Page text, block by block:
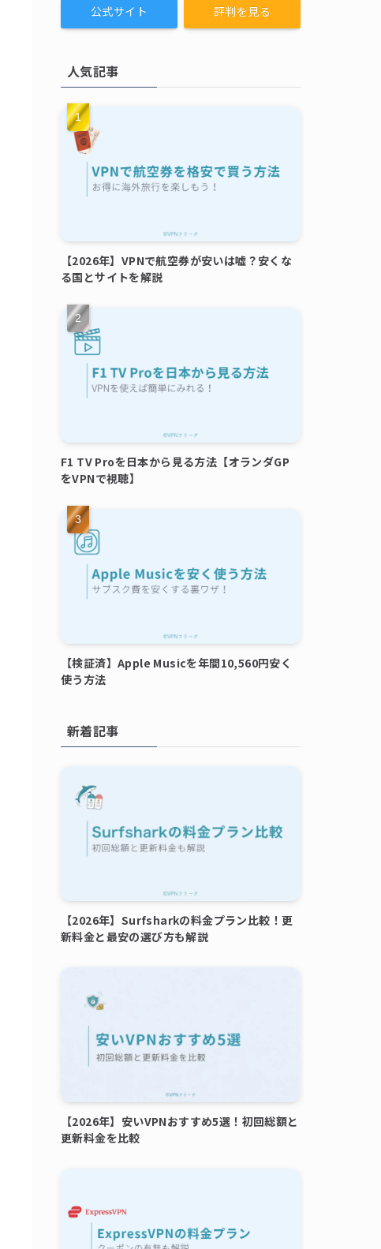
公式サイト 評判を見る
人気記事
【2026年】VPNで航空券が安いは嘘？安くな
る国とサイトを解説
F1 TV Proを日本から見る方法【オランダGP
をVPNで視聴】
【検証済】Apple Musicを年間10,560円安く
使う方法
新着記事
【2026年】Surfsharkの料金プラン比較！更
新料金と最安の選び方も解説
【2026年】安いVPNおすすめ5選！初回総額と
更新料金を比較